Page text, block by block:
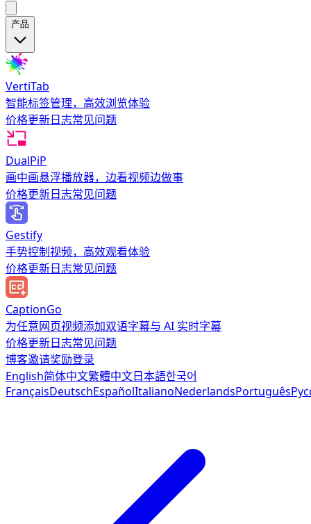
产品
VertiTab
智能标签管理，高效浏览体验
价格更新日志常见问题
DualPiP
画中画悬浮播放器，边看视频边做事
价格更新日志常见问题
Gestify
手势控制视频，高效观看体验
价格更新日志常见问题
CaptionGo
为任意网页视频添加双语字幕与 AI 实时字幕
价格更新日志常见问题
博客邀请奖励登录
English简体中文繁體中文日本語한국어
FrançaisDeutschEspañolItalianoNederlandsPortuguês